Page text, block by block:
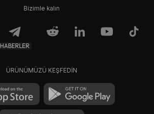
Bizimle kalın
HABERLER
ÜRÜNÜMÜZÜ KEŞFEDİN